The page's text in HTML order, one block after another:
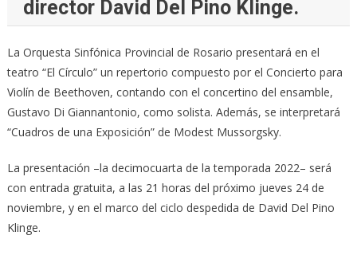
director David Del Pino Klinge.
La Orquesta Sinfónica Provincial de Rosario presentará en el
teatro “El Círculo” un repertorio compuesto por el Concierto para
Violín de Beethoven, contando con el concertino del ensamble,
Gustavo Di Giannantonio, como solista. Además, se interpretará
“Cuadros de una Exposición” de Modest Mussorgsky.
La presentación –la decimocuarta de la temporada 2022– será
con entrada gratuita, a las 21 horas del próximo jueves 24 de
noviembre, y en el marco del ciclo despedida de David Del Pino
Klinge.